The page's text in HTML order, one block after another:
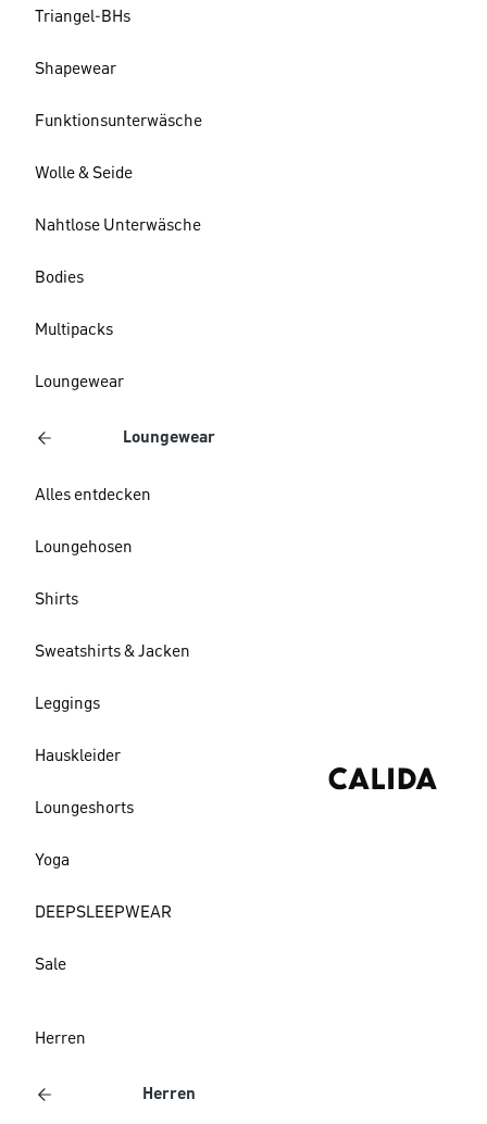
Triangel-BHs
Shapewear
Funktionsunterwäsche
Wolle & Seide
Nahtlose Unterwäsche
Bodies
Multipacks
Loungewear
Loungewear
Alles entdecken
Loungehosen
Shirts
Sweatshirts & Jacken
Leggings
Hauskleider
Loungeshorts
Yoga
DEEPSLEEPWEAR
Sale
Herren
Herren